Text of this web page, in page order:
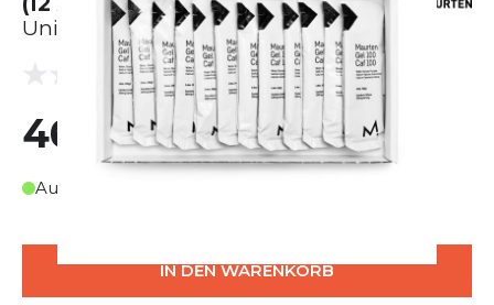
Unisex
0.0 (0 Bewertungen)
46,50 €
Auf Lager
IN DEN WARENKORB